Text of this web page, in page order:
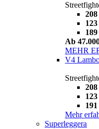
208
Ab
MEHR
V4
208
Mehr
Superleggera